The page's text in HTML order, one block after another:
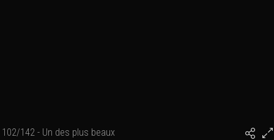
102/142 - Un des plus beaux